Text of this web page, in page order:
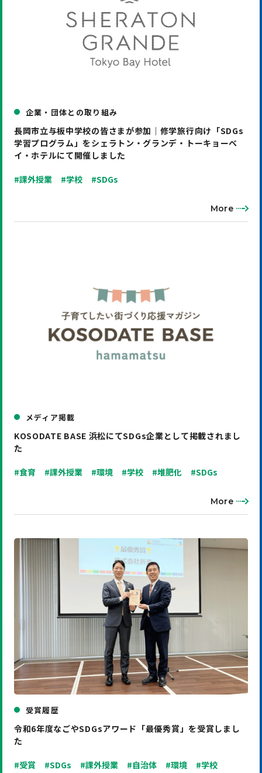
企業・団体との取り組み
長岡市立与板中学校の皆さまが参加｜修学旅行向け「SDGs
学習プログラム」をシェラトン・グランデ・トーキョーベ
イ・ホテルにて開催しました
#課外授業 #学校 #SDGs
More
メディア掲載
KOSODATE BASE 浜松にてSDGs企業として掲載されまし
た
#食育 #課外授業 #環境 #学校 #堆肥化 #SDGs
More
受賞履歴
令和6年度なごやSDGsアワード「最優秀賞」を受賞しまし
た
#受賞 #SDGs #課外授業 #自治体 #環境 #学校